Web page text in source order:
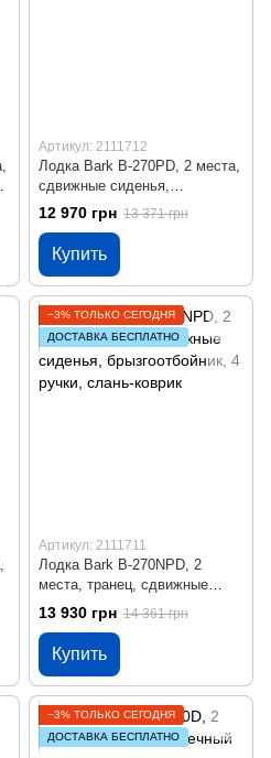
Артикул: 2111712
Лодка Bark B-270PD, 2 места,
сдвижные сиденья,
брызгоотбойник, 4 ручки,
слань-коврик
12 970 грн 13 371 грн
Купить
−3% ТОЛЬКО СЕГОДНЯ
ДОСТАВКА БЕСПЛАТНО
Артикул: 2111711
Лодка Bark B-270NPD, 2
места, транец, сдвижные
сиденья, брызгоотбойник, 4
ручки, слань-коврик
13 930 грн 14 361 грн
Купить
−3% ТОЛЬКО СЕГОДНЯ
ДОСТАВКА БЕСПЛАТНО